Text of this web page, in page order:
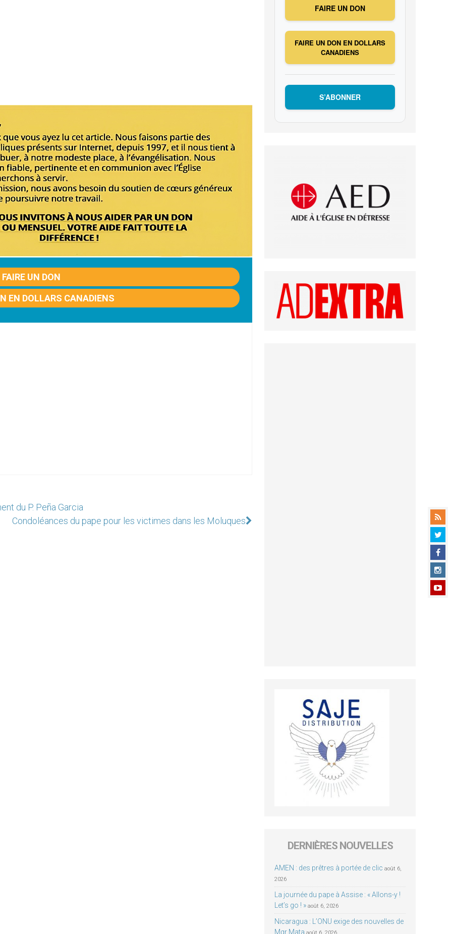
FAIRE UN DON
EN DOLLARS CANADIENS
du P. Peña Garcia
Condoléances du pape pour les victimes dans les Moluques
FAIRE UN DON
FAIRE UN DON EN DOLLARS
CANADIENS
S’ABONNER
DERNIÈRES NOUVELLES
AMEN : des prêtres à portée de clic août 6,
2026
La journée du pape à Assise : « Allons-y !
Let’s go ! » août 6, 2026
Nicaragua : L’ONU exige des nouvelles de
Mgr Mata